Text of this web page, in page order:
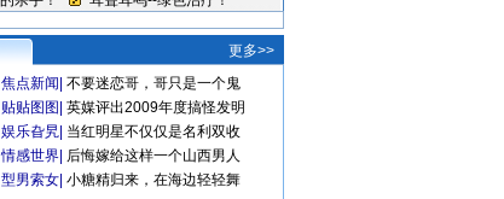
更多>>
焦点新闻 不要迷恋哥，哥只是一个鬼
贴贴图图 英媒评出2009年度搞怪发明
娱乐旮旯 当红明星不仅仅是名利双收
情感世界 后悔嫁给这样一个山西男人
型男索女 小糖精归来，在海边轻轻舞